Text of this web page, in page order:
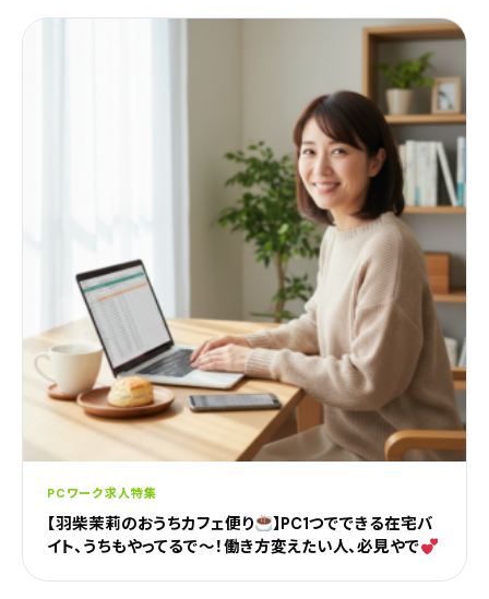
PCワーク求人特集
【羽柴茉莉のおうちカフェ便り
】PC1つでできる在宅バ
イト、うちもやってるで〜！働き方変えたい人、必見やで